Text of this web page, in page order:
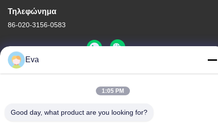
Τηλεφώνημα
86-020-3156-0583
Πολιτική απορρήτου |Sitemap
Προμηθευτής. -2026 MCREAT (GUANGZHOU) BIO-TECH
Eva
1:05 PM
Good day, what product are you looking for?